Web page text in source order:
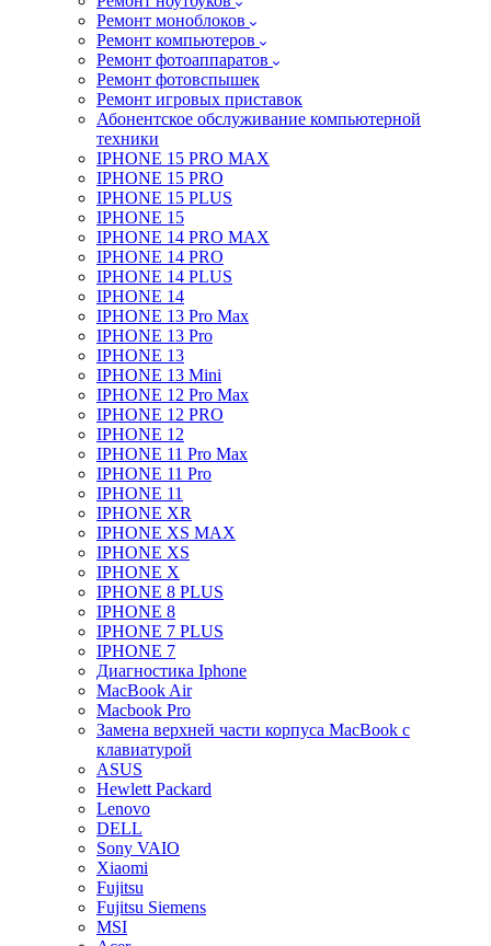
Ремонт моноблоков
Ремонт компьютеров
Ремонт фотоаппаратов
Ремонт фотовспышек
Ремонт игровых приставок
Абонентское обслуживание компьютерной
техники
IPHONE 15 PRO MAX
IPHONE 15 PRO
IPHONE 15 PLUS
IPHONE 15
IPHONE 14 PRO MAX
IPHONE 14 PRO
IPHONE 14 PLUS
IPHONE 14
IPHONE 13 Pro Max
IPHONE 13 Pro
IPHONE 13
IPHONE 13 Mini
IPHONE 12 Pro Max
IPHONE 12 PRO
IPHONE 12
IPHONE 11 Pro Max
IPHONE 11 Pro
IPHONE 11
IPHONE XR
IPHONE XS MAX
IPHONE XS
IPHONE X
IPHONE 8 PLUS
IPHONE 8
IPHONE 7 PLUS
IPHONE 7
Диагностика Iphone
MacBook Air
Macbook Pro
Замена верхней части корпуса MacBook с
клавиатурой
ASUS
Hewlett Packard
Lenovo
DELL
Sony VAIO
Xiaomi
Fujitsu
Fujitsu Siemens
MSI